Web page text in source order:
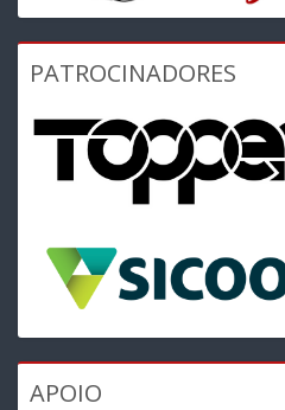
PATROCINADORES
APOIO